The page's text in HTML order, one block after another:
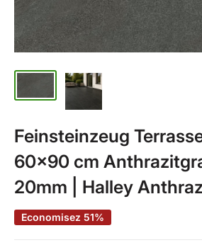
Feinsteinzeug
60x90 cm
20mm | Halley
Economisez 51%